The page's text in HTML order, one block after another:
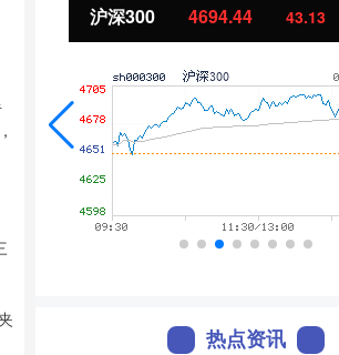
沪深300 4694.44 43.13
热点资讯